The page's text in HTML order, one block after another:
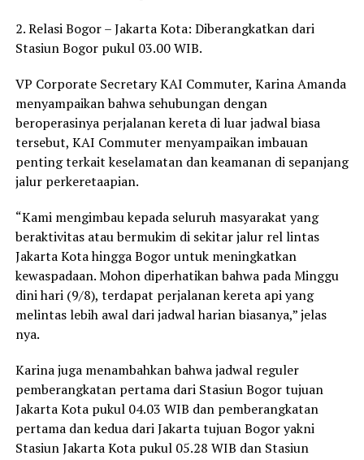
2. Relasi Bogor – Jakarta Kota: Diberangkatkan dari
Stasiun Bogor pukul 03.00 WIB.
VP Corporate Secretary KAI Commuter, Karina Amanda
menyampaikan bahwa sehubungan dengan
beroperasinya perjalanan kereta di luar jadwal biasa
tersebut, KAI Commuter menyampaikan imbauan
penting terkait keselamatan dan keamanan di sepanjang
jalur perkeretaapian.
“Kami mengimbau kepada seluruh masyarakat yang
beraktivitas atau bermukim di sekitar jalur rel lintas
Jakarta Kota hingga Bogor untuk meningkatkan
kewaspadaan. Mohon diperhatikan bahwa pada Minggu
dini hari (9/8), terdapat perjalanan kereta api yang
melintas lebih awal dari jadwal harian biasanya,” jelas
nya.
Karina juga menambahkan bahwa jadwal reguler
pemberangkatan pertama dari Stasiun Bogor tujuan
Jakarta Kota pukul 04.03 WIB dan pemberangkatan
pertama dan kedua dari Jakarta tujuan Bogor yakni
Stasiun Jakarta Kota pukul 05.28 WIB dan Stasiun